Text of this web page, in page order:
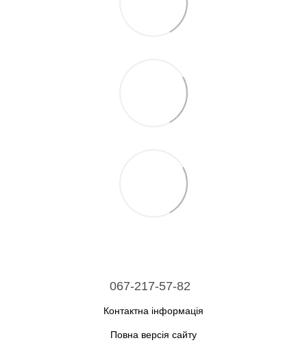
067-217-57-82
Контактна інформація
Повна версія сайту